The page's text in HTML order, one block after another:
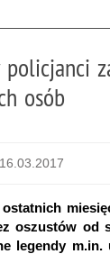
policjanci
osób
oszustów od
legendy